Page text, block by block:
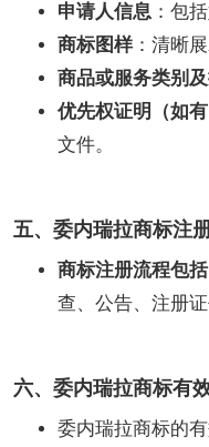
申请人信息 ：包
商标图样：清晰
商品或服务类别
优先权证明（如有
文件。
五、委内瑞拉商标注
商标注册流程包括
查、公告、注册证
六、委内瑞拉商标有
委内瑞拉商标的